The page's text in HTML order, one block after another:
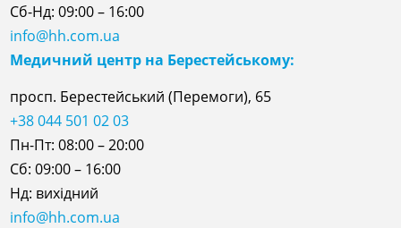
Сб-Нд: 09:00 – 16:00
info@hh.com.ua
Медичний центр на Берестейському:
просп. Берестейський (Перемоги), 65
+38 044 501 02 03
Пн-Пт: 08:00 – 20:00
Сб: 09:00 – 16:00
Нд: вихідний
info@hh.com.ua